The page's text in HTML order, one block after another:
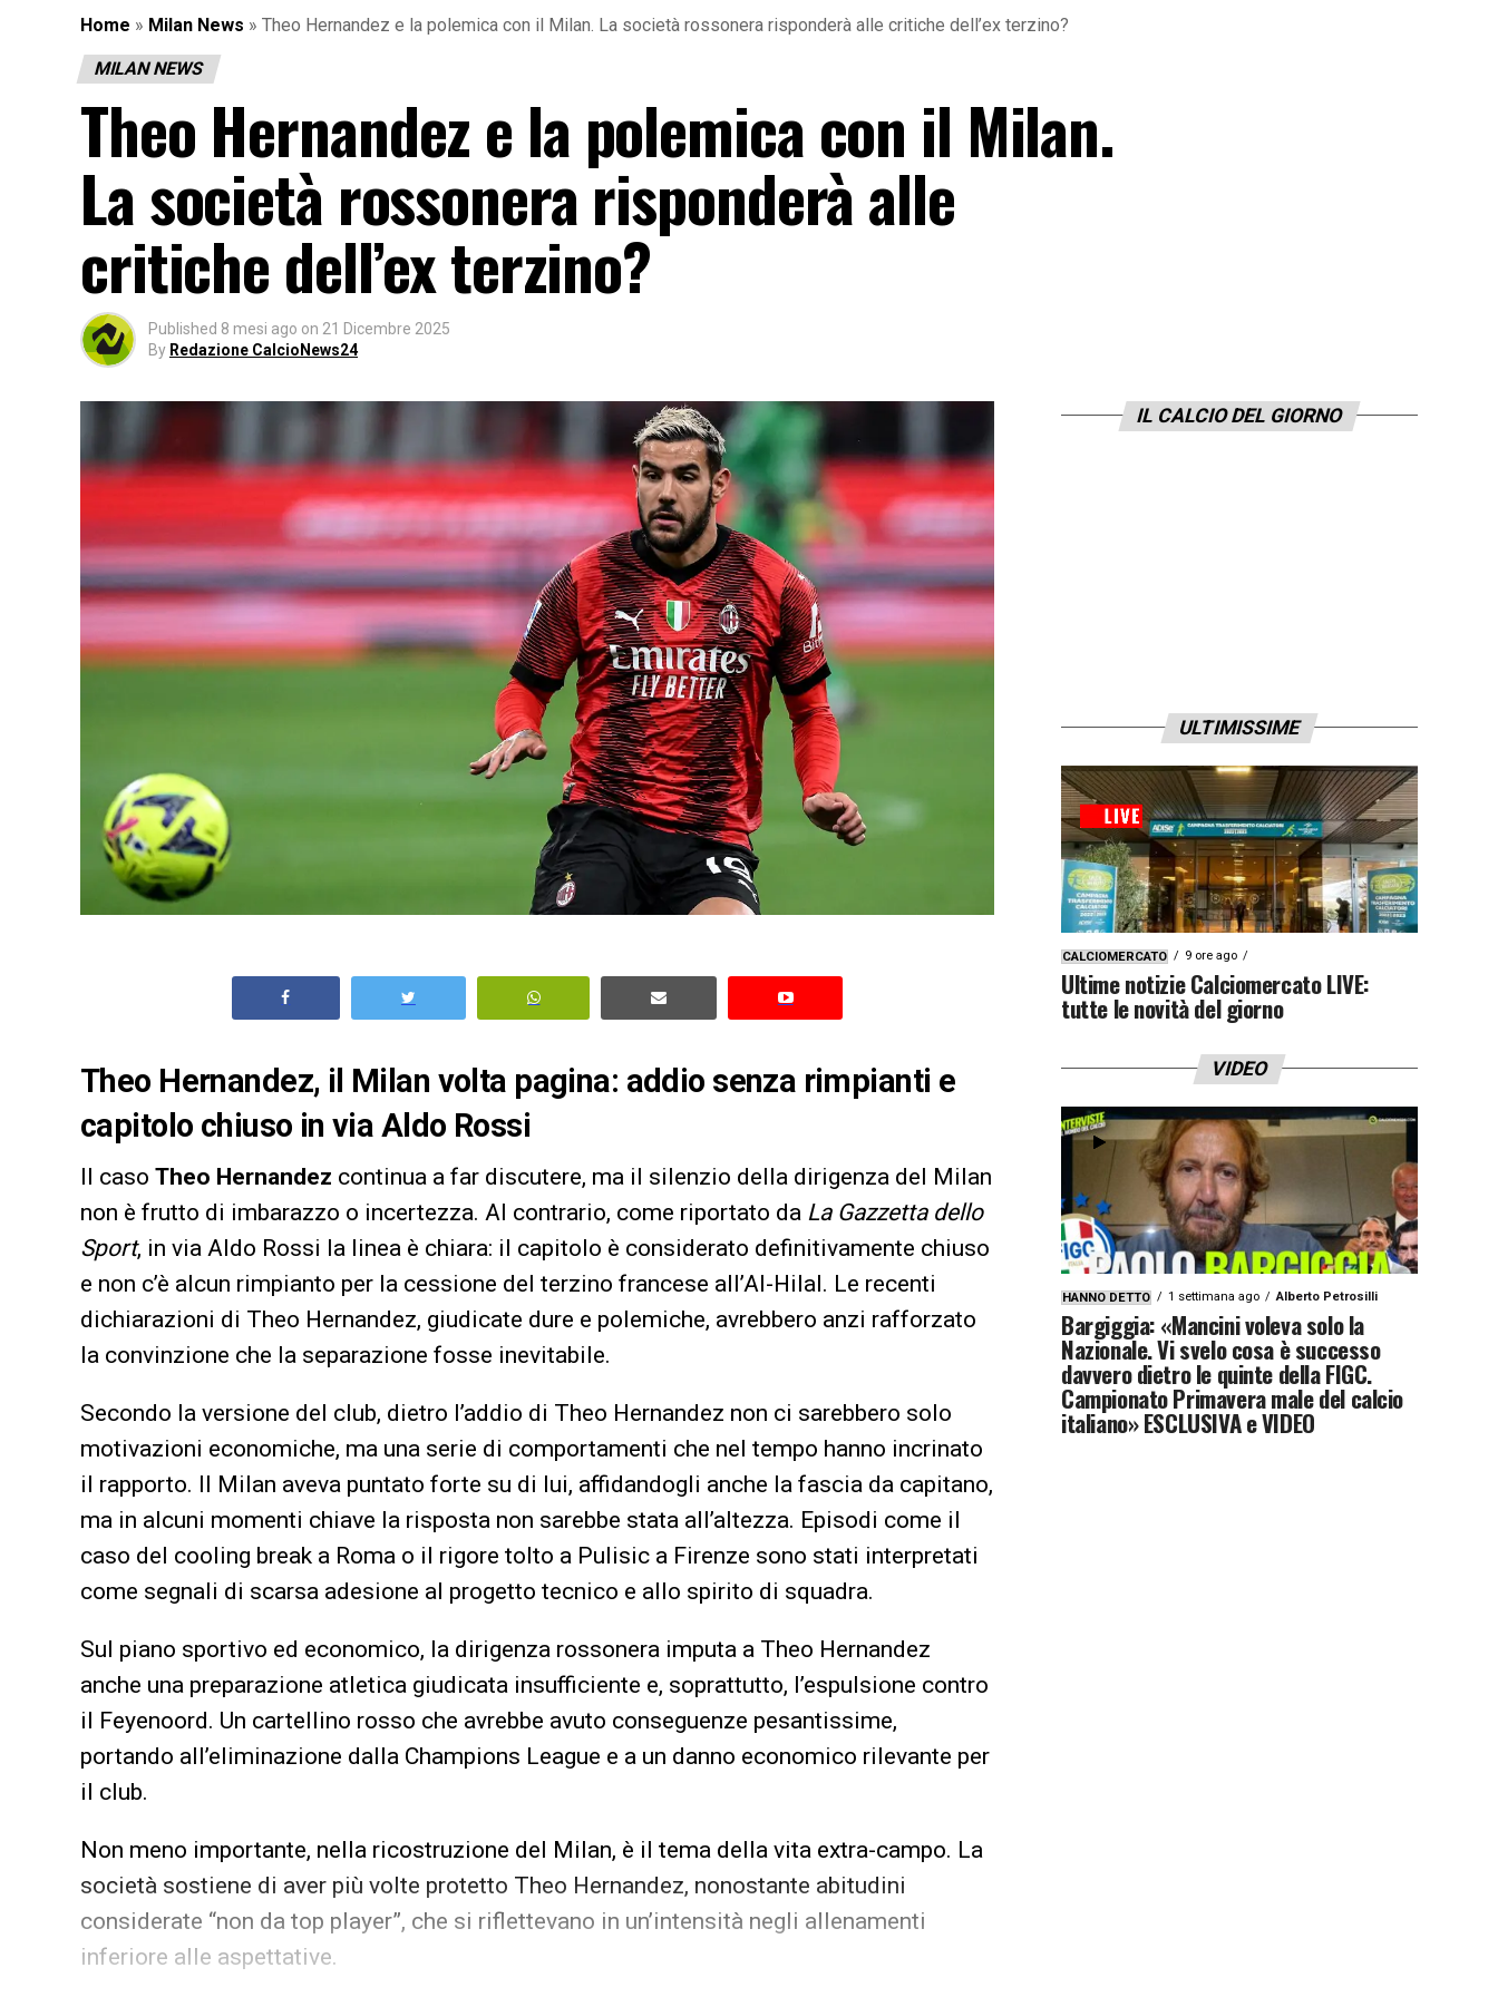
Home » Milan News » Theo Hernandez e la polemica con il Milan. La società rossonera risponderà alle critiche dell’ex terzino?
MILAN NEWS
Theo Hernandez e la polemica con il Milan.
La società rossonera risponderà alle
critiche dell’ex terzino?
Published 8 mesi ago on 21 Dicembre 2025
By Redazione CalcioNews24
Theo Hernandez, il Milan volta pagina: addio senza rimpianti e
capitolo chiuso in via Aldo Rossi
Il caso Theo Hernandez continua a far discutere, ma il silenzio della dirigenza del Milan
non è frutto di imbarazzo o incertezza. Al contrario, come riportato da La Gazzetta dello
Sport, in via Aldo Rossi la linea è chiara: il capitolo è considerato definitivamente chiuso
e non c’è alcun rimpianto per la cessione del terzino francese all’Al-Hilal. Le recenti
dichiarazioni di Theo Hernandez, giudicate dure e polemiche, avrebbero anzi rafforzato
la convinzione che la separazione fosse inevitabile.
Secondo la versione del club, dietro l’addio di Theo Hernandez non ci sarebbero solo
motivazioni economiche, ma una serie di comportamenti che nel tempo hanno incrinato
il rapporto. Il Milan aveva puntato forte su di lui, affidandogli anche la fascia da capitano,
ma in alcuni momenti chiave la risposta non sarebbe stata all’altezza. Episodi come il
caso del cooling break a Roma o il rigore tolto a Pulisic a Firenze sono stati interpretati
come segnali di scarsa adesione al progetto tecnico e allo spirito di squadra.
Sul piano sportivo ed economico, la dirigenza rossonera imputa a Theo Hernandez
anche una preparazione atletica giudicata insufficiente e, soprattutto, l’espulsione contro
il Feyenoord. Un cartellino rosso che avrebbe avuto conseguenze pesantissime,
portando all’eliminazione dalla Champions League e a un danno economico rilevante per
il club.
Non meno importante, nella ricostruzione del Milan, è il tema della vita extra-campo. La
società sostiene di aver più volte protetto Theo Hernandez, nonostante abitudini
considerate “non da top player”, che si riflettevano in un’intensità negli allenamenti
inferiore alle aspettative.
IL CALCIO DEL GIORNO
ULTIMISSIME
CALCIOMERCATO 9 ore ago
Ultime notizie Calciomercato LIVE:
tutte le novità del giorno
VIDEO
HANNO DETTO 1 settimana ago Alberto Petrosilli
Bargiggia: «Mancini voleva solo la
Nazionale. Vi svelo cosa è successo
davvero dietro le quinte della FIGC.
Campionato Primavera male del calcio
italiano» ESCLUSIVA e VIDEO